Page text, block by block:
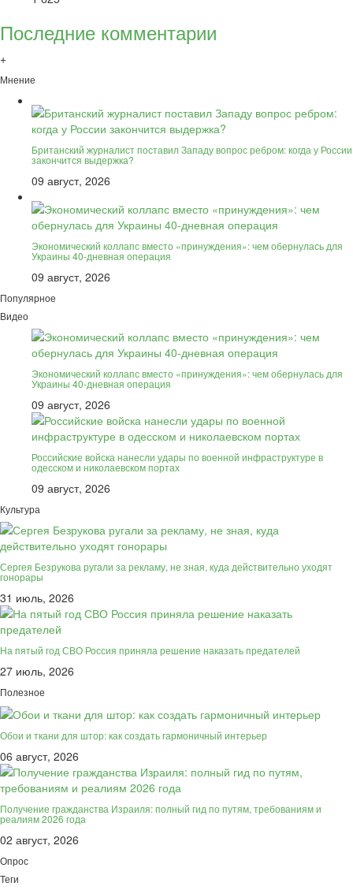
Последние комментарии
+
Мнение
Британский журналист поставил Западу вопрос ребром: когда у России
закончится выдержка?
09 август, 2026
Экономический коллапс вместо «принуждения»: чем обернулась для
Украины 40-дневная операция
09 август, 2026
Популярное
Видео
Экономический коллапс вместо «принуждения»: чем обернулась для
Украины 40-дневная операция
09 август, 2026
Российские войска нанесли удары по военной инфраструктуре в
одесском и николаевском портах
09 август, 2026
Культура
Сергея Безрукова ругали за рекламу, не зная, куда действительно уходят
гонорары
31 июль, 2026
На пятый год СВО Россия приняла решение наказать предателей
27 июль, 2026
Полезное
Обои и ткани для штор: как создать гармоничный интерьер
06 август, 2026
Получение гражданства Израиля: полный гид по путям, требованиям и
реалиям 2026 года
02 август, 2026
Опрос
Теги